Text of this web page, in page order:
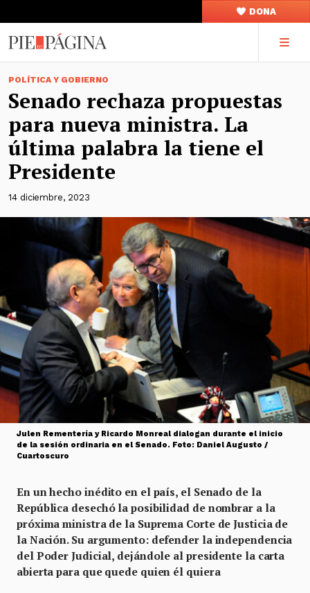
DONA
POLÍTICA Y GOBIERNO
Senado rechaza propuestas
para nueva ministra. La
última palabra la tiene el
Presidente
14 diciembre, 2023
Julen Rementería y Ricardo Monreal dialogan durante el inicio
de la sesión ordinaria en el Senado. Foto: Daniel Augusto /
Cuartoscuro
En un hecho inédito en el país, el Senado de la
República desechó la posibilidad de nombrar a la
próxima ministra de la Suprema Corte de Justicia de
la Nación. Su argumento: defender la independencia
del Poder Judicial, dejándole al presidente la carta
abierta para que quede quien él quiera